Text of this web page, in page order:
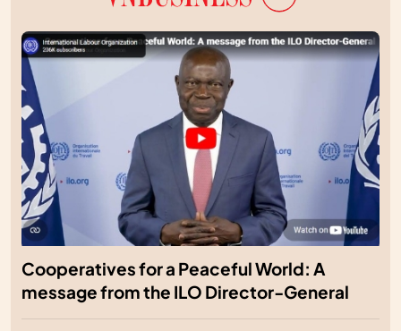
Cooperatives for a Peaceful World: A
message from the ILO Director-General